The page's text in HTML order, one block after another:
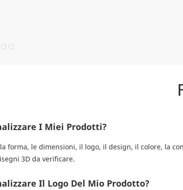
I Miei Prodotti?
forma, le dimensioni, il logo, il design, il colore, la
3D da verificare.
Il Logo Del Mio Prodotto?